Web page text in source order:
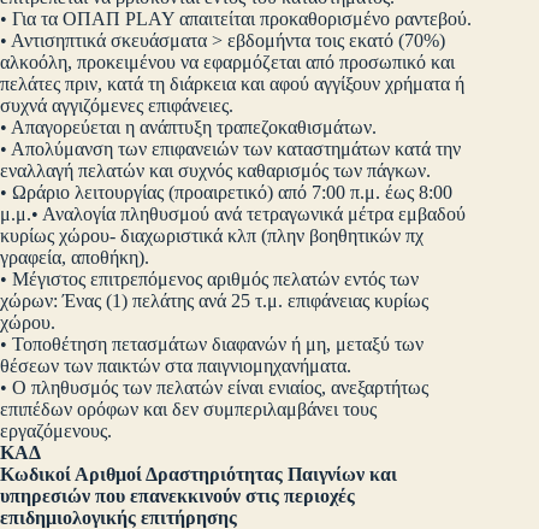
• Για τα ΟΠΑΠ PLAY απαιτείται προκαθορισμένο ραντεβού.
• Αντισηπτικά σκευάσματα > εβδομήντα τοις εκατό (70%)
αλκοόλη, προκειμένου να εφαρμόζεται από προσωπικό και
πελάτες πριν, κατά τη διάρκεια και αφού αγγίξουν χρήματα ή
συχνά αγγιζόμενες επιφάνειες.
• Απαγορεύεται η ανάπτυξη τραπεζοκαθισμάτων.
• Απολύμανση των επιφανειών των καταστημάτων κατά την
εναλλαγή πελατών και συχνός καθαρισμός των πάγκων.
• Ωράριο λειτουργίας (προαιρετικό) από 7:00 π.μ. έως 8:00
μ.μ.• Αναλογία πληθυσμού ανά τετραγωνικά μέτρα εμβαδού
κυρίως χώρου- διαχωριστικά κλπ (πλην βοηθητικών πχ
γραφεία, αποθήκη).
• Μέγιστος επιτρεπόμενος αριθμός πελατών εντός των
χώρων: Ένας (1) πελάτης ανά 25 τ.μ. επιφάνειας κυρίως
χώρου.
• Τοποθέτηση πετασμάτων διαφανών ή μη, μεταξύ των
θέσεων των παικτών στα παιγνιομηχανήματα.
• Ο πληθυσμός των πελατών είναι ενιαίος, ανεξαρτήτως
επιπέδων ορόφων και δεν συμπεριλαμβάνει τους
εργαζόμενους.
ΚΑΔ
Κωδικοί Αριθμοί Δραστηριότητας Παιγνίων και
υπηρεσιών που επανεκκινούν στις περιοχές
επιδημιολογικής επιτήρησης